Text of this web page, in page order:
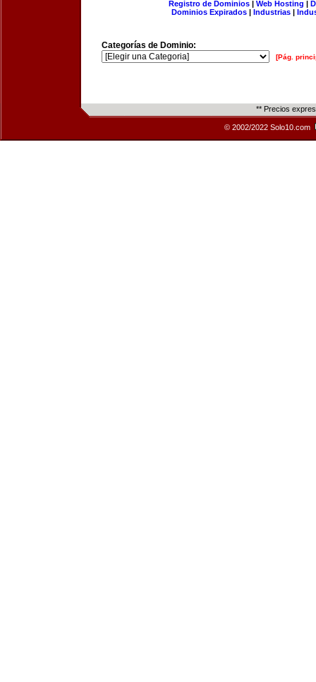
Registro de Dominios| Web Hosting |
Dominios Expirados | Industrias |
Categorías de Dominio:
[Pág.
** Precios
© 2002/2022 Solo10.com